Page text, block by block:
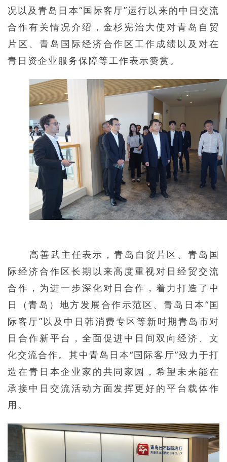
况以及青岛日本“国际客厅”运行以来的中日交流
合作有关情况介绍，金杉宪治大使对青岛自贸
片区、青岛国际经济合作区工作成绩以及对在
青日资企业服务保障等工作表示赞赏。
高善武主任表示，青岛自贸片区、青岛国
际经济合作区长期以来高度重视对日经贸交流
合作，为进一步深化对日合作，着力打造了中
日（青岛）地方发展合作示范区、青岛日本“国
际客厅”以及中日韩消费专区等新时期青岛市对
日合作新平台，全面促进中日间双向经济、文
化交流合作。其中青岛日本“国际客厅”致力于打
造在青日本企业家的共同家园，希望未来能在
承接中日交流活动方面发挥更好的平台载体作
用。